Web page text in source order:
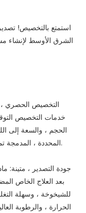
التخصيص الحصري
الحجم ، والسعة إلى
المحددة ، المدمجة تمامًا في البيئة المحيطة ، والتي تظهر ذوقًا فريدًا.
جودة التصدير ، متينة:
بعد العلاج الخاص
للشيخوخة ، وسهلة
الحرارة ، والرطوبة